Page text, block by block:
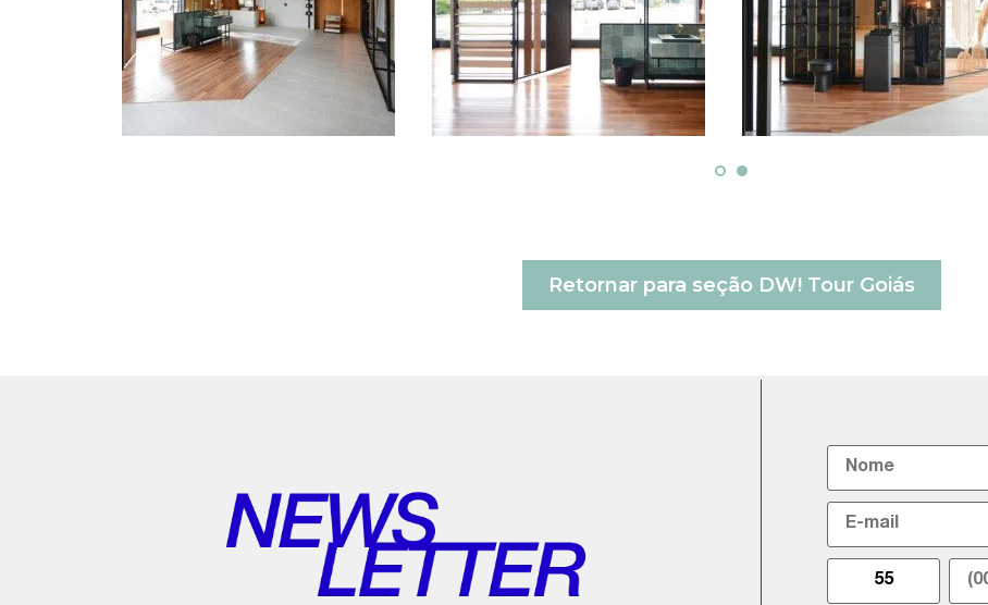
Retornar para seção DW! Tour Goiás